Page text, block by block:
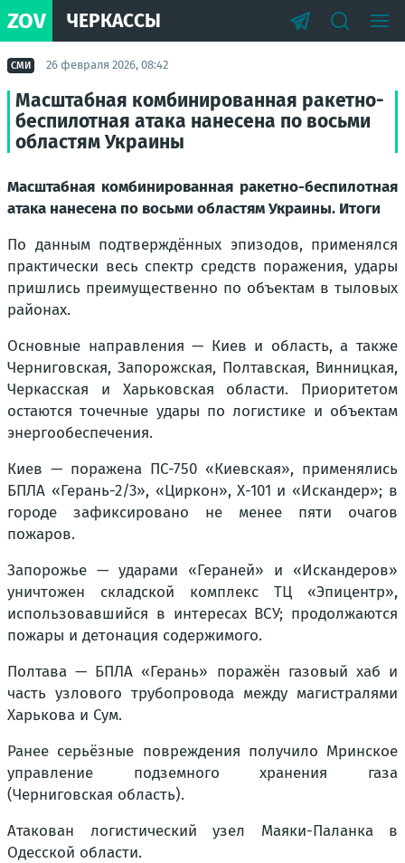
ZOV ЧЕРКАССЫ
СМИ 26 февраля 2026, 08:42
Масштабная комбинированная ракетно-
беспилотная атака нанесена по восьми
областям Украины
Масштабная комбинированная ракетно-беспилотная
атака нанесена по восьми областям Украины. Итоги
По данным подтверждённых эпизодов, применялся
практически весь спектр средств поражения, удары
пришлись преимущественно по объектам в тыловых
районах.
Основные направления — Киев и область, а также
Черниговская, Запорожская, Полтавская, Винницкая,
Черкасская и Харьковская области. Приоритетом
остаются точечные удары по логистике и объектам
энергообеспечения.
Киев — поражена ПС-750 «Киевская», применялись
БПЛА «Герань-2/3», «Циркон», Х-101 и «Искандер»; в
городе зафиксировано не менее пяти очагов
пожаров.
Запорожье — ударами «Гераней» и «Искандеров»
уничтожен складской комплекс ТЦ «Эпицентр»,
использовавшийся в интересах ВСУ; продолжаются
пожары и детонация содержимого.
Полтава — БПЛА «Герань» поражён газовый хаб и
часть узлового трубопровода между магистралями
Харькова и Сум.
Ранее серьёзные повреждения получило Мринское
управление подземного хранения газа
(Черниговская область).
Атакован логистический узел Маяки-Паланка в
Одесской области.